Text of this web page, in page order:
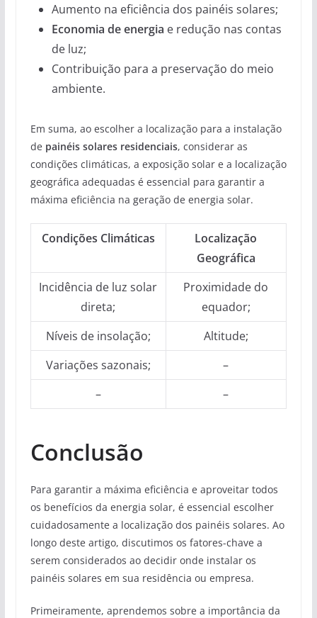
Aumento na eficiência dos painéis solares;
Economia de energia e redução nas contas
de luz;
Contribuição para a preservação do meio
ambiente.
Em suma, ao escolher a localização para a instalação
de painéis solares residenciais, considerar as
condições climáticas, a exposição solar e a localização
geográfica adequadas é essencial para garantir a
máxima eficiência na geração de energia solar.
Condições Climáticas
Localização
Geográfica
Incidência de luz solar
direta;
Proximidade do
equador;
Níveis de insolação;
Altitude;
Variações sazonais;
–
–
–
Conclusão
Para garantir a máxima eficiência e aproveitar todos
os benefícios da energia solar, é essencial escolher
cuidadosamente a localização dos painéis solares. Ao
longo deste artigo, discutimos os fatores-chave a
serem considerados ao decidir onde instalar os
painéis solares em sua residência ou empresa.
Primeiramente, aprendemos sobre a importância da